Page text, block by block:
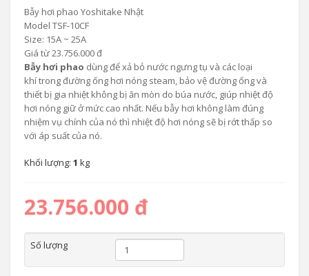
Bẫy hơi phao Yoshitake Nhật
Model TSF-10CF
Size: 15A ~ 25A
Giá từ 23.756.000 đ
Bẫy hơi phao dùng để xả bỏ nước ngưng tụ và các loại
khí trong đường ống hơi nóng steam, bảo vệ đường ống và
thiết bị gia nhiệt không bị ăn mòn do búa nước, giúp nhiệt độ
hơi nóng giữ ở mức cao nhất. Nếu bẫy hơi không làm đúng
nhiệm vụ chính của nó thì nhiệt độ hơi nóng sẽ bị rớt thấp so
với áp suất của nó.
Khối lượng: 1 kg
23.756.000 đ
Số lượng